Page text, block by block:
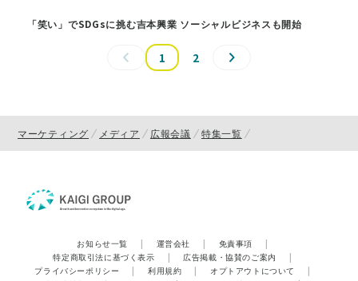
「笑い」でSDGsに挑む吉本興業 ソーシャルビジネスも開始
1 2
マーケティング メディア 広報会議 特集一覧
お知らせ一覧 | 運営会社 | 免責事項
|
特定商取引法に基づく表示
| 広告掲載・協賛のご案内
|
プライバシーポリシー
| 利用規約 | オプトアウトについて
|